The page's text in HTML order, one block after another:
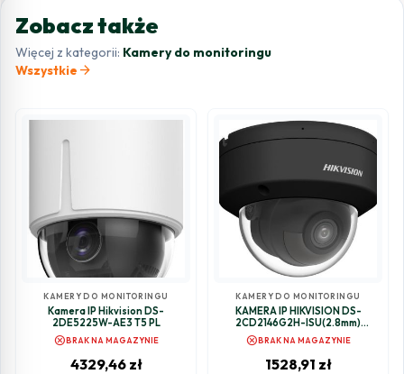
Zobacz także
Więcej z kategorii: Kamery do monitoringu
Wszystkie arrow_forward
KAMERY DO MONITORINGU
Kamera IP Hikvision DS-
2DE5225W-AE3 T5 PL
cancelBRAK NA MAGAZYNIE
4329,46 zł
KAMERY DO MONITORINGU
KAMERA IP HIKVISION DS-
2CD2146G2H-ISU(2.8mm)
cancelBRAK NA MAGAZYNIE
1528,91 zł